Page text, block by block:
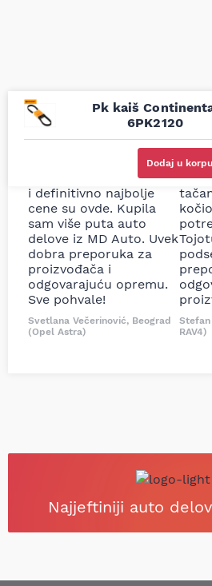
Pk kaiš
6PK2120
Dodaj u korpu
Uporedila sam sve
prodavnice auto delova
i definitivno najbolje
cene su ovde. Kupila
sam više puta auto
delove iz MD Auto. Uvek
dobra preporuka za
proizvođača i
odgovarajuću opremu.
Sve pohvale!
Svetlana Večerinović, Beograd
(Opel Astra)
Stefan
RAV4)
Najjeftiniji auto